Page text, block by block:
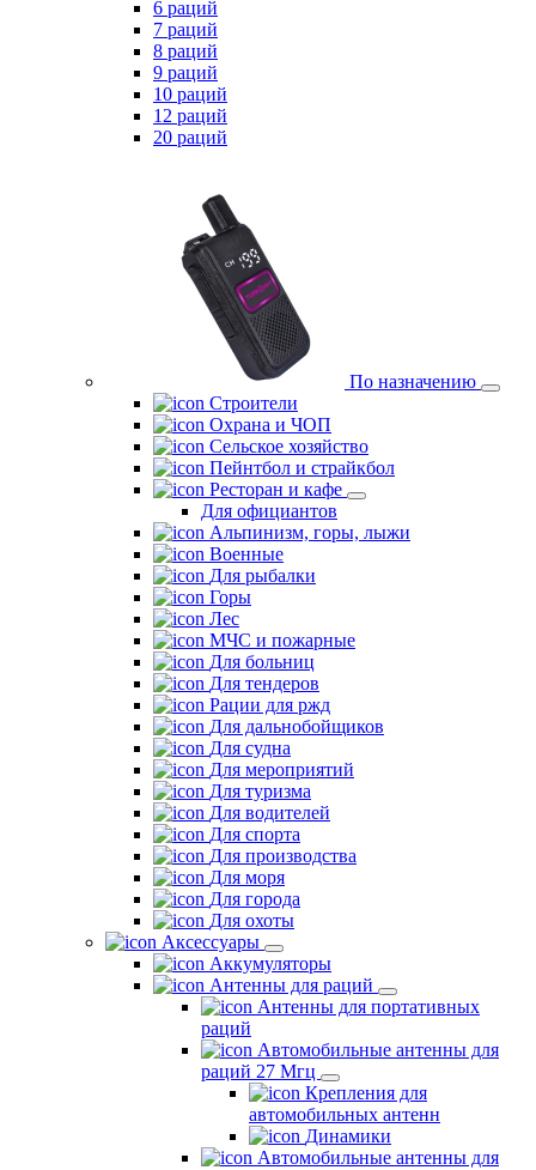
6 раций
7 раций
8 раций
9 раций
10 раций
12 раций
20 раций
По назначению
Строители
Охрана и ЧОП
Сельское хозяйство
Пейнтбол и страйкбол
Ресторан и кафе
Для официантов
Альпинизм, горы, лыжи
Военные
Для рыбалки
Горы
Лес
МЧС и пожарные
Для больниц
Для тендеров
Рации для ржд
Для дальнобойщиков
Для судна
Для мероприятий
Для туризма
Для водителей
Для спорта
Для производства
Для моря
Для города
Для охоты
Аксессуары
Аккумуляторы
Антенны для раций
Антенны для портативных
раций
Автомобильные антенны для
раций 27 Мгц
Крепления для
автомобильных антенн
Динамики
Автомобильные антенны для